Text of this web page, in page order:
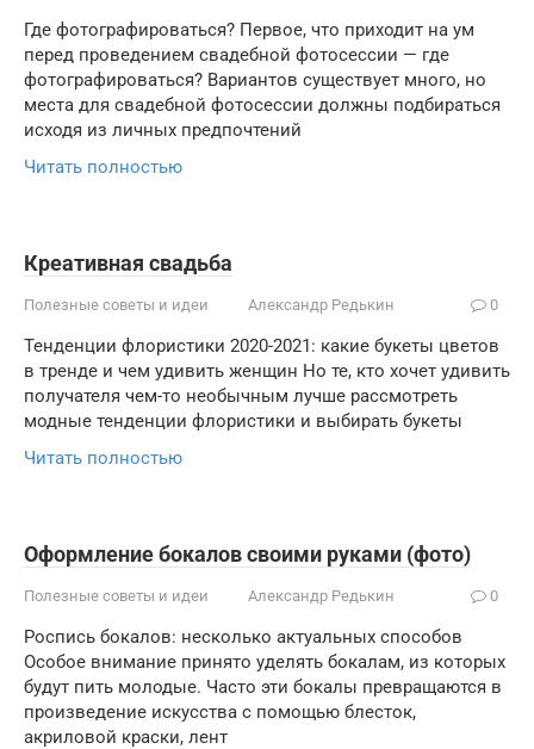
Где фотографироваться? Первое, что приходит на ум
перед проведением свадебной фотосессии — где
фотографироваться? Вариантов существует много, но
места для свадебной фотосессии должны подбираться
исходя из личных предпочтений
Читать полностью
Креативная свадьба
Полезные советы и идеи Александр Редькин 0
Тенденции флористики 2020-2021: какие букеты цветов
в тренде и чем удивить женщин Но те, кто хочет удивить
получателя чем-то необычным лучше рассмотреть
модные тенденции флористики и выбирать букеты
Читать полностью
Оформление бокалов своими руками (фото)
Полезные советы и идеи Александр Редькин 0
Роспись бокалов: несколько актуальных способов
Особое внимание принято уделять бокалам, из которых
будут пить молодые. Часто эти бокалы превращаются в
произведение искусства с помощью блесток,
акриловой краски, лент